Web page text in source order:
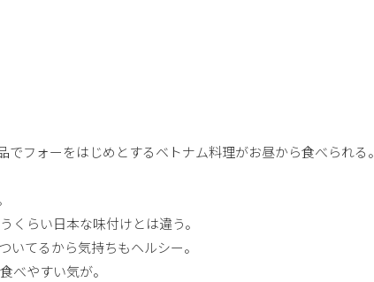
フォーをはじめとするベトナム料理がお昼から食べられる。
くらい日本な味付けとは違う。
いてるから気持ちもヘルシー。
べやすい気が。